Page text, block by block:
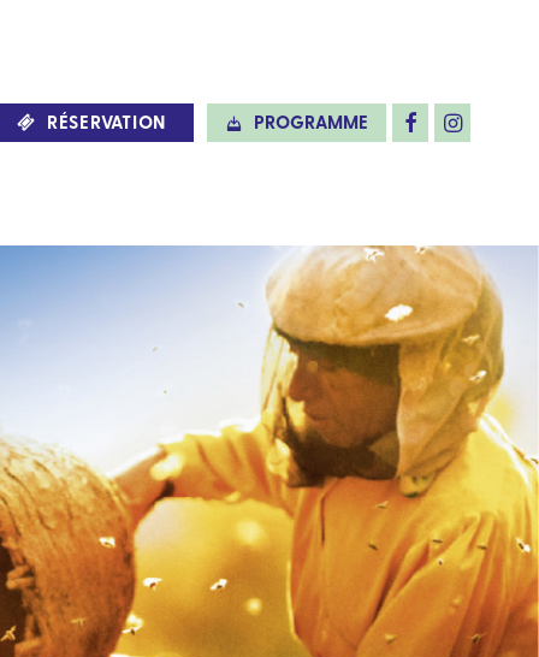
RÉSERVATION PROGRAMME